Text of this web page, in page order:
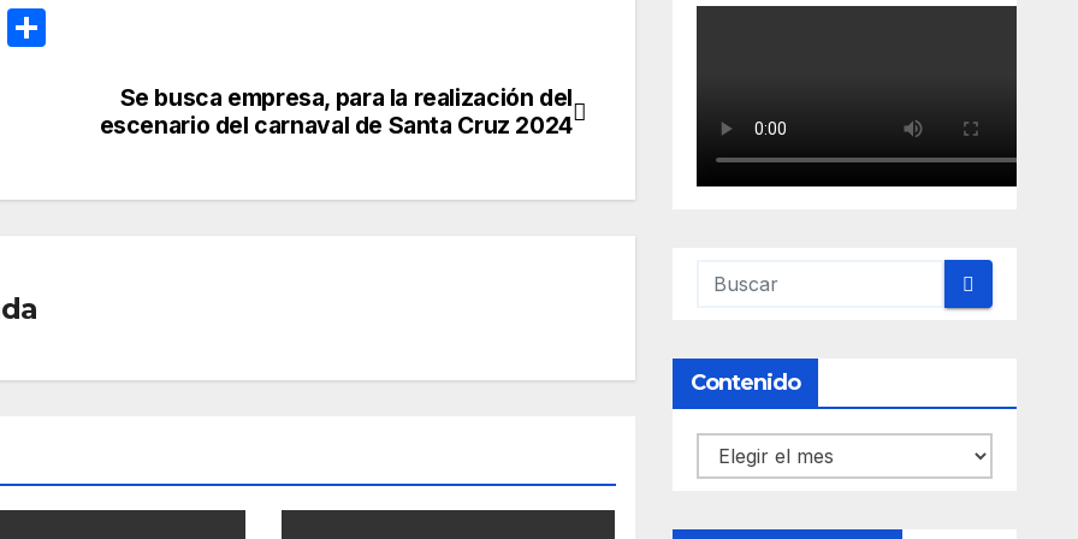
E
Se busca empresa, para la realización del
escenario del carnaval de Santa Cruz 2024
Contenido
Contenido